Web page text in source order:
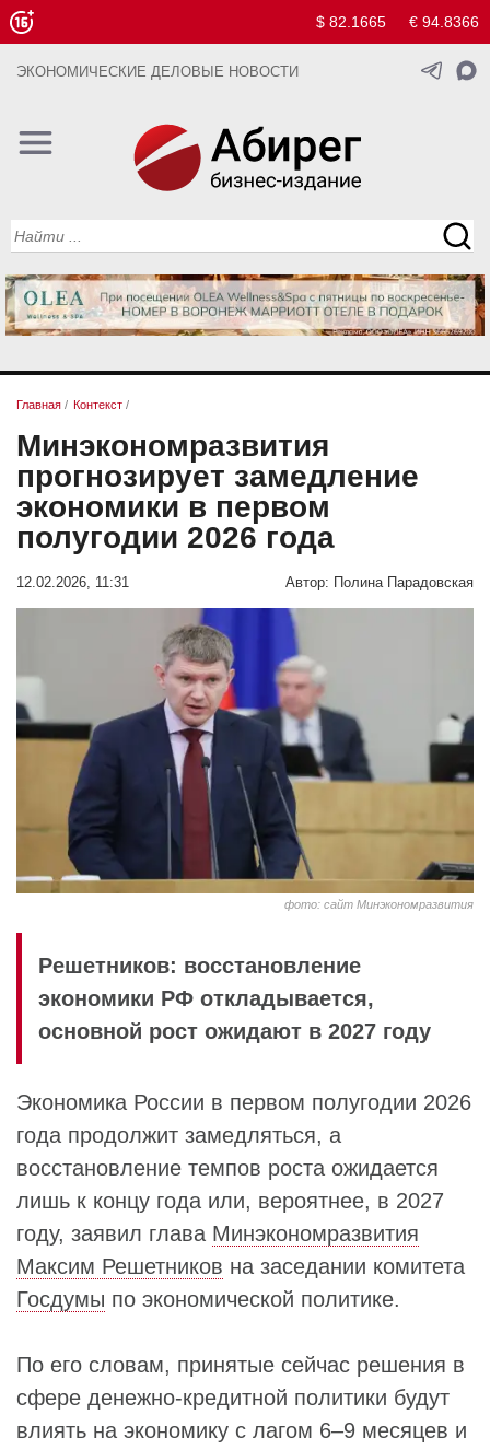
$ 82.1665 € 94.8366
ЭКОНОМИЧЕСКИЕ ДЕЛОВЫЕ НОВОСТИ
Главная / Контекст /
Минэкономразвития
прогнозирует замедление
экономики в первом
полугодии 2026 года
12.02.2026, 11:31 Автор: Полина Парадовская
фото: сайт Минэкономразвития
Решетников: восстановление
экономики РФ откладывается,
основной рост ожидают в 2027 году
Экономика России в первом полугодии 2026
года продолжит замедляться, а
восстановление темпов роста ожидается
лишь к концу года или, вероятнее, в 2027
году, заявил глава Минэкономразвития
Максим Решетников на заседании комитета
Госдумы по экономической политике.
По его словам, принятые сейчас решения в
сфере денежно-кредитной политики будут
влиять на экономику с лагом 6–9 месяцев и